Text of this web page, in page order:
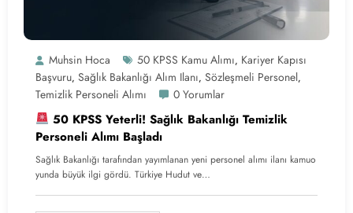
Muhsin Hoca 50 KPSS Kamu Alımı, Kariyer Kapısı
Başvuru, Sağlık Bakanlığı Alım Ilanı, Sözleşmeli Personel,
Temizlik Personeli Alımı 0 Yorumlar
50 KPSS Yeterli! Sağlık Bakanlığı Temizlik
Personeli Alımı Başladı
Sağlık Bakanlığı tarafından yayımlanan yeni personel alımı ilanı kamuo
yunda büyük ilgi gördü. Türkiye Hudut ve…